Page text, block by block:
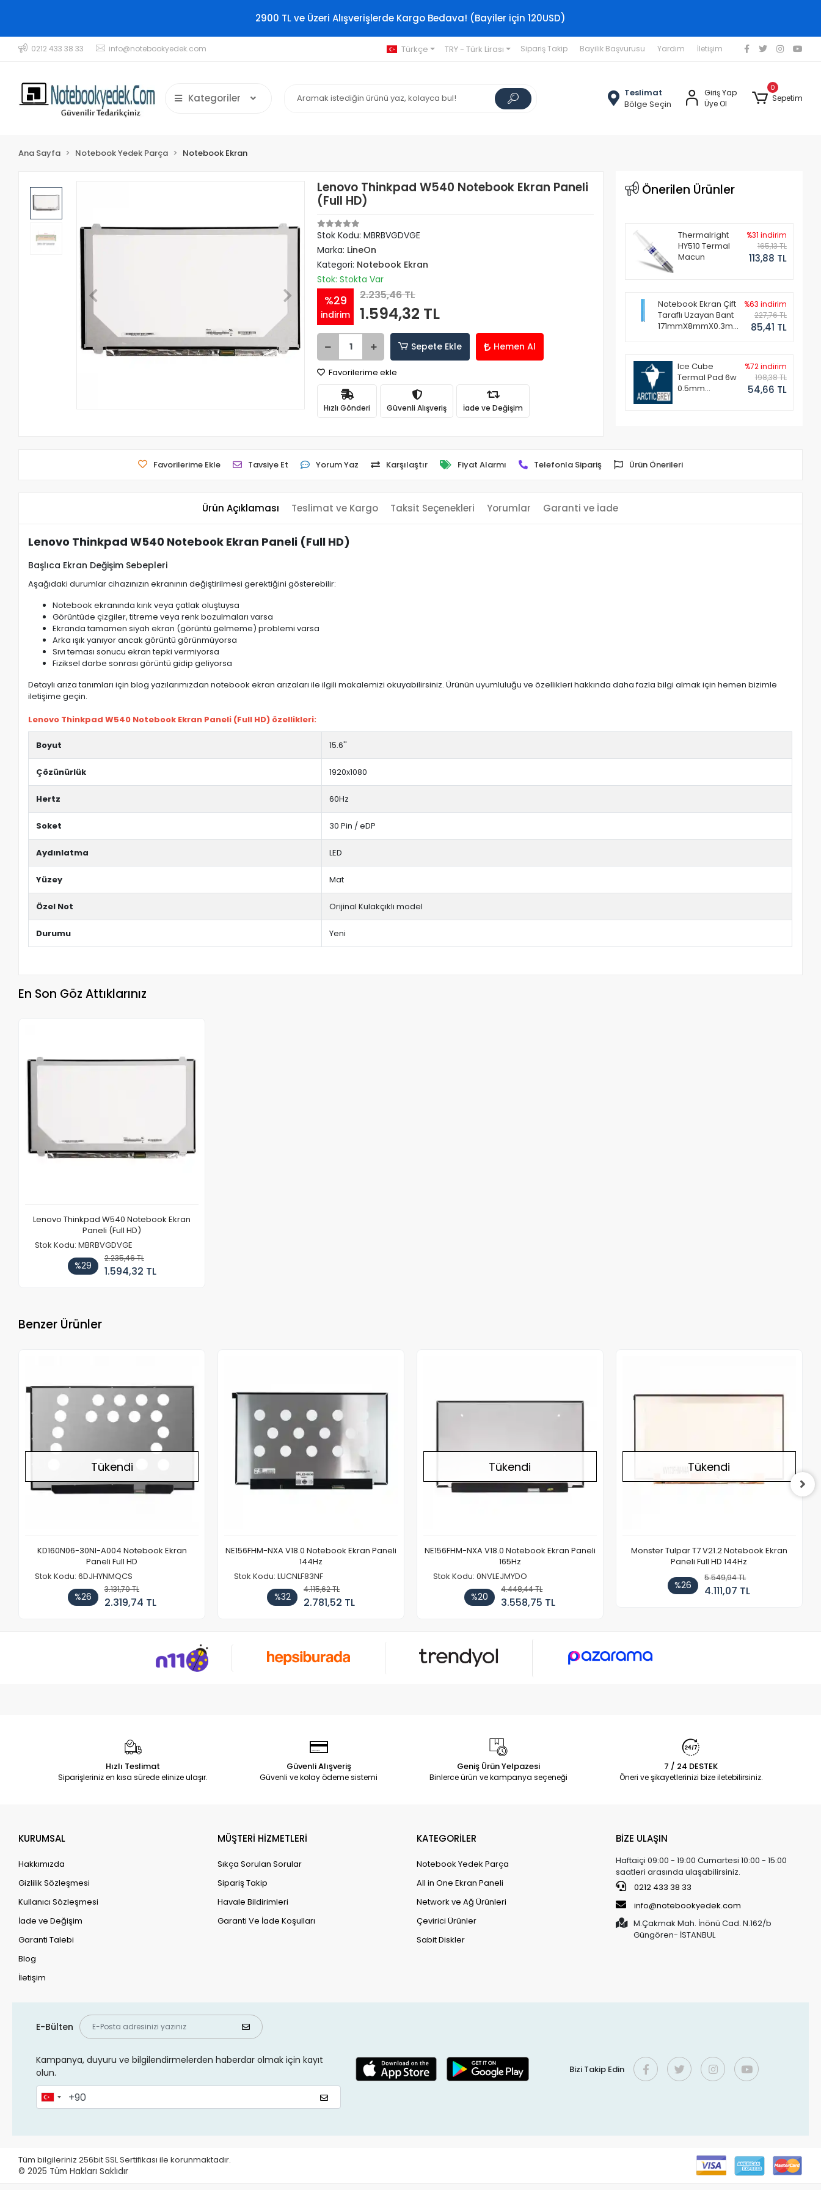
2900 TL ve Üzeri Alışverişlerde Kargo Bedava! (Bayiler için 120USD)
0212 433 38 33 info@notebookyedek.com Türkçe TRY - Türk Lirası Sipariş Takip Bayilik Başvurusu Yardım İletişim
Kategoriler
Teslimat
Bölge Seçin
Giriş Yap
Üye Ol
0
Sepetim
Ana Sayfa Notebook Yedek Parça Notebook Ekran
Lenovo Thinkpad W540 Notebook Ekran Paneli
(Full HD)
Stok Kodu: MBRBVGDVGE
Marka: LineOn
Kategori: Notebook Ekran
Stok: Stokta Var
%29
indirim
2.235,46 TL
1.594,32 TL
Sepete Ekle Hemen Al
Favorilerime ekle
Hızlı Gönderi Güvenli Alışveriş İade ve Değişim
Önerilen Ürünler
Thermalright
HY510 Termal
Macun
%31 indirim
165,13 TL
113,88 TL
Notebook Ekran Çift
Taraflı Uzayan Bant
171mmX8mmX0.3mm
%63 indirim
227,76 TL
85,41 TL
Ice Cube
Termal Pad 6w
0.5mm
%72 indirim
198,38 TL
54,66 TL
Favorilerime Ekle Tavsiye Et Yorum Yaz Karşılaştır Fiyat Alarmı Telefonla Sipariş Ürün Önerileri
Ürün Açıklaması Teslimat ve Kargo Taksit Seçenekleri Yorumlar Garanti ve İade
Lenovo Thinkpad W540 Notebook Ekran Paneli (Full HD)
Başlıca Ekran Değişim Sebepleri
Aşağıdaki durumlar cihazınızın ekranının değiştirilmesi gerektiğini gösterebilir:
Notebook ekranında kırık veya çatlak oluştuysa
Görüntüde çizgiler, titreme veya renk bozulmaları varsa
Ekranda tamamen siyah ekran (görüntü gelmeme) problemi varsa
Arka ışık yanıyor ancak görüntü görünmüyorsa
Sıvı teması sonucu ekran tepki vermiyorsa
Fiziksel darbe sonrası görüntü gidip geliyorsa
Detaylı arıza tanımları için blog yazılarımızdan notebook ekran arızaları ile ilgili makalemizi okuyabilirsiniz. Ürünün uyumluluğu ve özellikleri hakkında daha fazla bilgi almak için hemen bizimle
iletişime geçin.
Lenovo Thinkpad W540 Notebook Ekran Paneli (Full HD) özellikleri:
Boyut 15.6''
Çözünürlük 1920x1080
Hertz 60Hz
Soket 30 Pin / eDP
Aydınlatma LED
Yüzey Mat
Özel Not Orijinal Kulakçıklı model
Durumu Yeni
En Son Göz Attıklarınız
Lenovo Thinkpad W540 Notebook Ekran
Paneli (Full HD)
Stok Kodu: MBRBVGDVGE
%29
2.235,46 TL
1.594,32 TL
Benzer Ürünler
Tükendi
KD160N06-30NI-A004 Notebook Ekran
Paneli Full HD
Stok Kodu: 6DJHYNMQCS
%26
3.131,70 TL
2.319,74 TL
NE156FHM-NXA V18.0 Notebook Ekran Paneli
144Hz
Stok Kodu: LUCNLF83NF
%32
4.115,62 TL
2.781,52 TL
Tükendi
NE156FHM-NXA V18.0 Notebook Ekran Paneli
165Hz
Stok Kodu: 0NVLEJMYDO
%20
4.448,44 TL
3.558,75 TL
Tükendi
Monster Tulpar T7 V21.2 Notebook Ekran
Paneli Full HD 144Hz
%26
5.549,94 TL
4.111,07 TL
Hızlı Teslimat
Siparişleriniz en kısa sürede elinize ulaşır.
Güvenli Alışveriş
Güvenli ve kolay ödeme sistemi
Geniş Ürün Yelpazesi
Binlerce ürün ve kampanya seçeneği
7 / 24 DESTEK
Öneri ve şikayetlerinizi bize iletebilirsiniz.
KURUMSAL
Hakkımızda
Gizlilik Sözleşmesi
Kullanıcı Sözleşmesi
İade ve Değişim
Garanti Talebi
Blog
İletişim
MÜŞTERİ HİZMETLERİ
Sıkça Sorulan Sorular
Sipariş Takip
Havale Bildirimleri
Garanti Ve İade Koşulları
KATEGORİLER
Notebook Yedek Parça
All in One Ekran Paneli
Network ve Ağ Ürünleri
Çevirici Ürünler
Sabit Diskler
BİZE ULAŞIN
Haftaiçi 09:00 - 19:00 Cumartesi 10:00 - 15:00
saatleri arasında ulaşabilirsiniz.
0212 433 38 33
info@notebookyedek.com
M.Çakmak Mah. İnönü Cad. N.162/b
Güngören- İSTANBUL
E-Bülten
Kampanya, duyuru ve bilgilendirmelerden haberdar olmak için kayıt
olun.
Bizi Takip Edin
Tüm bilgileriniz 256bit SSL Sertifikası ile korunmaktadır.
© 2025 Tüm Hakları Saklıdır